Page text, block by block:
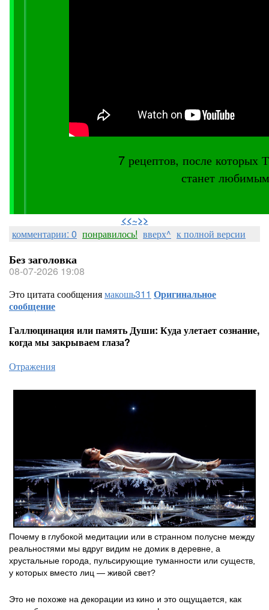
7 рецептов, после
станет
<<~>>
комментарии: 0 понравилось! вверх^ к полной версии
Без заголовка
08-07-2026 19:08
Это цитата сообщениямакошь311 Оригинальное
сообщение
Галлюцинация или память Души: Куда улетает сознание,
когда мы закрываем глаза?
Отражения
Почему в глубокой медитации или в странном полусне между
реальностями мы вдруг видим не домик в деревне, а
хрустальные города, пульсирующие туманности или существ,
у которых вместо лиц — живой свет?
Это не похоже на декорации из кино и это ощущается, как